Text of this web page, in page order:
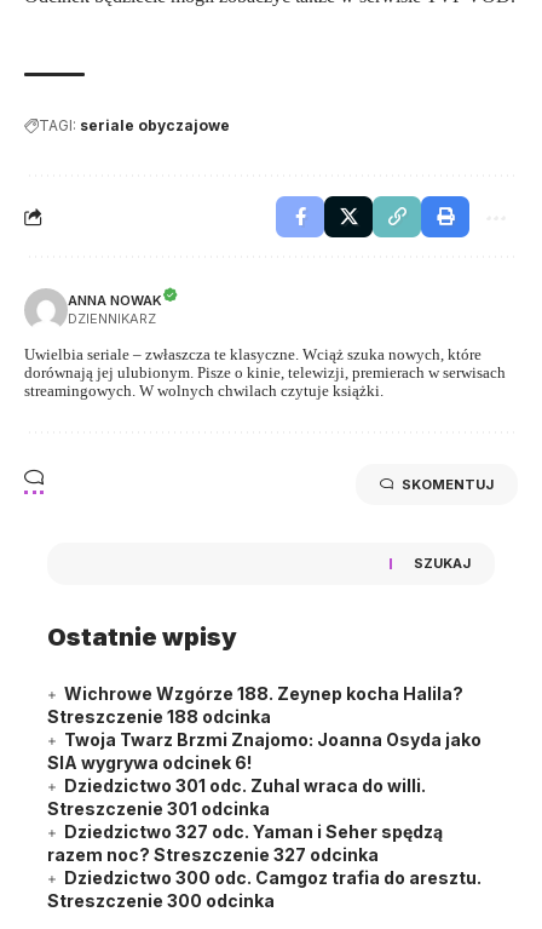
TAGI: seriale obyczajowe
ANNA NOWAK
DZIENNIKARZ
Uwielbia seriale – zwłaszcza te klasyczne. Wciąż szuka nowych, które
dorównają jej ulubionym. Pisze o kinie, telewizji, premierach w serwisach
streamingowych. W wolnych chwilach czytuje książki.
SKOMENTUJ
SZUKAJ
Ostatnie wpisy
Wichrowe Wzgórze 188. Zeynep kocha Halila?
Streszczenie 188 odcinka
Twoja Twarz Brzmi Znajomo: Joanna Osyda jako
SIA wygrywa odcinek 6!
Dziedzictwo 301 odc. Zuhal wraca do willi.
Streszczenie 301 odcinka
Dziedzictwo 327 odc. Yaman i Seher spędzą
razem noc? Streszczenie 327 odcinka
Dziedzictwo 300 odc. Camgoz trafia do aresztu.
Streszczenie 300 odcinka